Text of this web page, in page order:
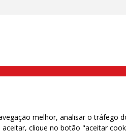
| Telefone (11) 2108 9200 - Fax (11) 2108
melhor, analisar o tráfego
aceitar, clique no botão "aceitar